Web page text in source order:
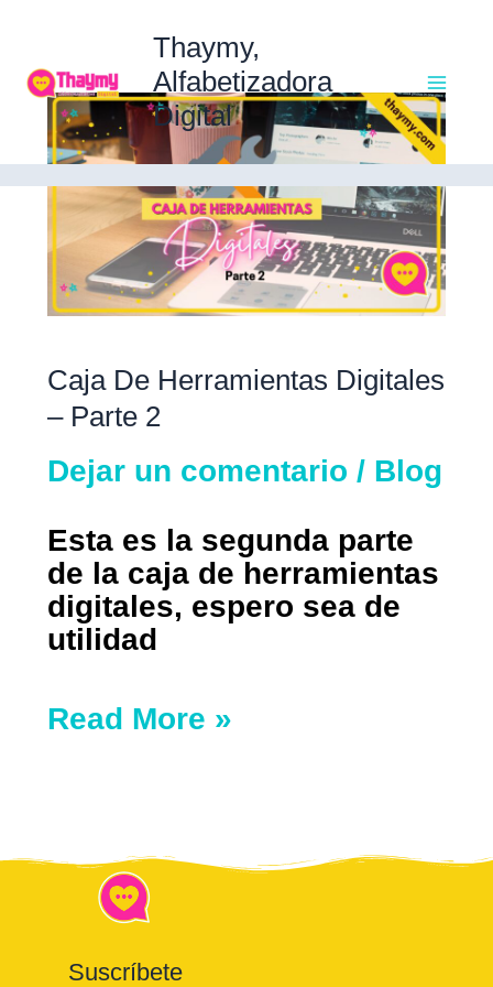
contenido
Thaymy,
Alfabetizadora
Digital
Caja De Herramientas Digitales
– Parte 2
Dejar un comentario / Blog
Esta es la segunda parte
de la caja de herramientas
digitales, espero sea de
utilidad
Caja
de
Herramientas
Digitales
–
Parte
2
Read More »
Suscríbete